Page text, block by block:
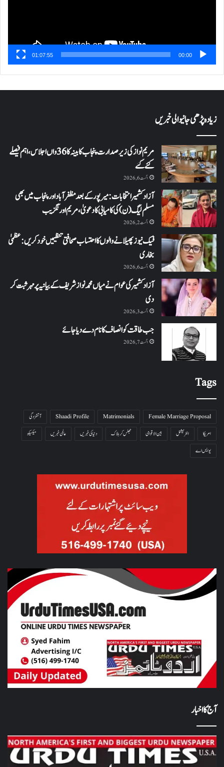
00:00
01:07:55
زیادہ پڑھی جانیوالی خبریں
مریم نواز کی زیر صدارت پنجاب کابینہ کا 36واں اجلاس،اہم فیصلے
کئے گئے
اگست 6, 2026
آزاد کشمیر انتخابات: میرپور کے بعد مظفرآباد اور پنجاب میں بھی
مسلم لیگ (ن) کی کامیابی کا دعویٰ، مریم اورنگزیب
اگست 2, 2026
فیک نیوز پھیلانے والوں کا احتساب صحافتی تنظیمیں خود کریں: عظمیٰ
بخاری
اگست 6, 2026
آزاد کشمیر کی عوام نے میاں محمد نواز شریف کے بیانیہ پر مہر ثبت کر
دی
اگست 3, 2026
جب طاقت کو انصاف کا نام دے دیا جائے
اگست 7, 2026
Tags
Female Marriage Proposal
Matrimonials
Shaadi Profile
آتشزدگی
امریکا
انٹرنیشنل بین الاقوامی جھلس کر ہلاک دنیا کی خبریں عالمی خبریں
میکسیکو
یو ایس اے
آج کا اخبار